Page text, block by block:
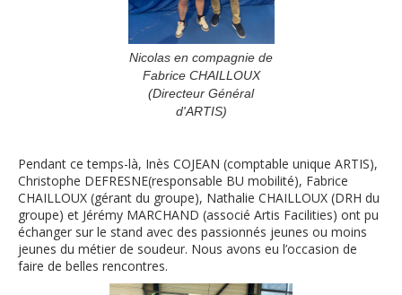
Nicolas en compagnie de
Fabrice CHAILLOUX
(Directeur Général
d'ARTIS)
Pendant ce temps-là, Inès COJEAN (comptable unique ARTIS),
Christophe DEFRESNE(responsable BU mobilité), Fabrice
CHAILLOUX (gérant du groupe), Nathalie CHAILLOUX (DRH du
groupe) et Jérémy MARCHAND (associé Artis Facilities) ont pu
échanger sur le stand avec des passionnés jeunes ou moins
jeunes du métier de soudeur. Nous avons eu l’occasion de
faire de belles rencontres.